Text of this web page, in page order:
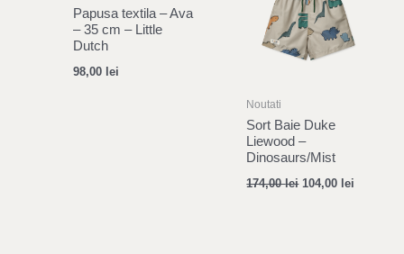
Papusa textila – Ava
– 35 cm – Little
Dutch
98,00 lei
Noutati
Sort Baie Duke
Liewood –
Dinosaurs/Mist
174,00lei 104,00 lei